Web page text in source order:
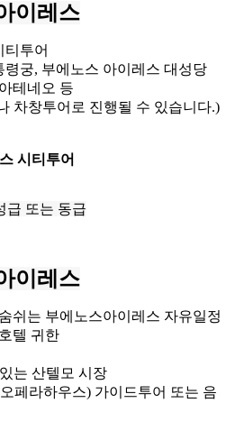
이레스
티투어
궁, 부에노스 아이레스 대성당
테네오 등
차창투어로 진행될 수 있습니다.)
시티투어
급 또는 동급
이레스
쉬는 부에노스아이레스 자유일정
텔 귀한
는 산텔모 시장
페라하우스) 가이드투어 또는 음